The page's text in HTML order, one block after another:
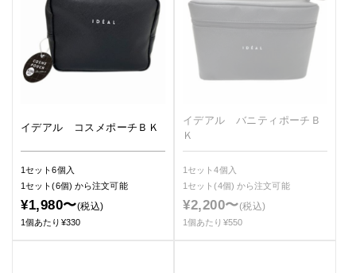
イデアル コスメポーチＢＫ
1セット6個入
1セット(6個) から注文可能
¥1,980〜(税込)
1個あたり¥330
イデアル バニティポーチＢ
Ｋ
1セット4個入
1セット(4個) から注文可能
¥2,200〜(税込)
1個あたり¥550